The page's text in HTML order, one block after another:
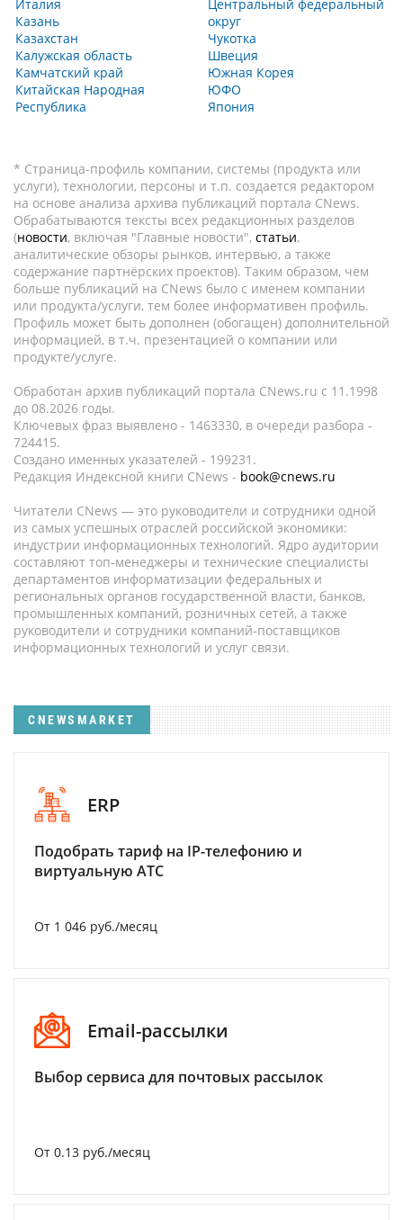
Италия
Казань
Казахстан
Калужская область
Камчатский край
Китайская Народная
Республика
Центральный федеральный
округ
Чукотка
Швеция
Южная Корея
ЮФО
Япония
* Страница-профиль компании, системы (продукта или
услуги), технологии, персоны и т.п. создается редактором
на основе анализа архива публикаций портала CNews.
Обрабатываются тексты всех редакционных разделов
(новости, включая "Главные новости", статьи,
аналитические обзоры рынков, интервью, а также
содержание партнёрских проектов). Таким образом, чем
больше публикаций на CNews было с именем компании
или продукта/услуги, тем более информативен профиль.
Профиль может быть дополнен (обогащен) дополнительной
информацией, в т.ч. презентацией о компании или
продукте/услуге.
Обработан архив публикаций портала CNews.ru c 11.1998
до 08.2026 годы.
Ключевых фраз выявлено - 1463330, в очереди разбора -
724415.
Создано именных указателей - 199231.
Редакция Индексной книги CNews - book@cnews.ru
Читатели CNews — это руководители и сотрудники одной
из самых успешных отраслей российской экономики:
индустрии информационных технологий. Ядро аудитории
составляют топ-менеджеры и технические специалисты
департаментов информатизации федеральных и
региональных органов государственной власти, банков,
промышленных компаний, розничных сетей, а также
руководители и сотрудники компаний-поставщиков
информационных технологий и услуг связи.
CNEWSMARKET
ERP
Подобрать тариф на IP-телефонию и
виртуальную АТС
От 1 046 руб./месяц
Email-рассылки
Выбор сервиса для почтовых рассылок
От 0.13 руб./месяц